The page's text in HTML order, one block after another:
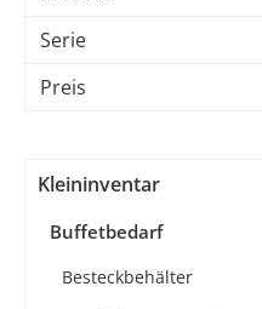
Serie
Preis
Kleininventar
Buffetbedarf
Besteckbehälter